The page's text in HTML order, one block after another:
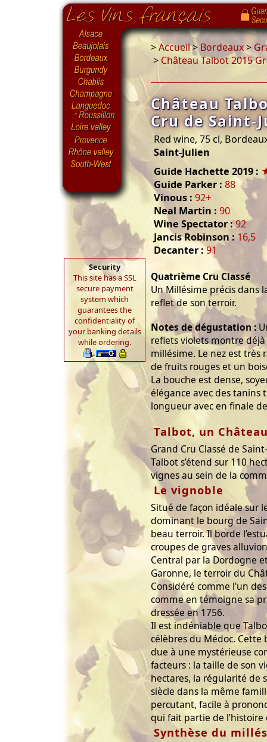
Security
This site has a SSL
secure payment
system which
guarantees the
confidentiality of
your banking details
while ordering.
>Accueil>Bordeaux>
> Château Talbot 2015
Château
Cru de Saint-
Red wine, 75 cl,
Saint-Julien
Guide Hachette 2019 :
Guide Parker : 88
Vinous : 92+
Neal Martin : 90
Wine Spectator :92
Jancis Robinson : 16,5
Decanter :91
Quatrième Cru Classé
Un Millésime précis dans
reflet de son terroir.
Notes de dégustation :
reflets violets montre
millésime. Le nez est très
de fruits rouges et un
La bouche est dense,
élégance avec des tanins
longueur avec en finale
Talbot, un
Grand Cru Classé de
Talbot s’étend sur 110
vignes au sein de la
Le vignoble
Situé de façon idéale sur
dominant le bourg de
beau terroir. Il borde
croupes de graves
Central par la Dordogne
Garonne, le terroir du
Considéré comme l'un
comme en témoigne sa
dressée en 1756.
Il est indéniable que
célèbres du Médoc.
due à une mystérieuse
facteurs : la taille de son
hectares, la régularité de
siècle dans la même
percutant, facile à
qui fait partie de l’histoire
Synthèse du